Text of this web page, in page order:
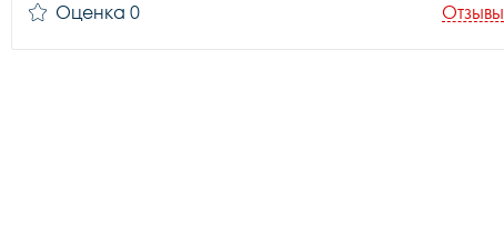
Оценка 0
Отзывы